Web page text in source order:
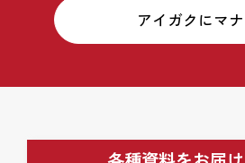
アイガクにマナ